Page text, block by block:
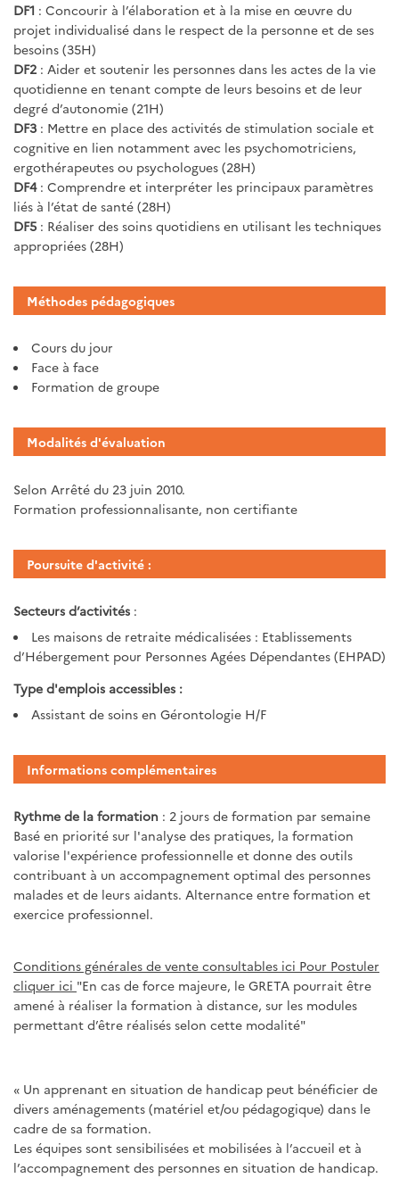
DF1 : Concourir à l’élaboration et à la mise en œuvre du
projet individualisé dans le respect de la personne et de ses
besoins (35H)
DF2 : Aider et soutenir les personnes dans les actes de la vie
quotidienne en tenant compte de leurs besoins et de leur
degré d’autonomie (21H)
DF3 : Mettre en place des activités de stimulation sociale et
cognitive en lien notamment avec les psychomotriciens,
ergothérapeutes ou psychologues (28H)
DF4: Comprendre et interpréter les principaux paramètres
liés à l’état de santé (28H)
DF5 : Réaliser des soins quotidiens en utilisant les techniques
appropriées (28H)
Méthodes pédagogiques
Cours du jour
Face à face
Formation de groupe
Modalités d'évaluation
Selon Arrêté du 23 juin 2010.
Formation professionnalisante, non certifiante
Poursuite d'activité :
Secteurs d’activités :
Les maisons de retraite médicalisées : Etablissements
d’Hébergement pour Personnes Agées Dépendantes (EHPAD)
Type d'emplois accessibles :
Assistant de soins en Gérontologie H/F
Informations complémentaires
Rythme de la formation : 2 jours de formation par semaine
Basé en priorité sur l'analyse des pratiques, la formation
valorise l'expérience professionnelle et donne des outils
contribuant à un accompagnement optimal des personnes
malades et de leurs aidants. Alternance entre formation et
exercice professionnel.
Conditions générales de vente consultables ici Pour Postuler
cliquer ici "En cas de force majeure, le GRETA pourrait être
amené à réaliser la formation à distance, sur les modules
permettant d’être réalisés selon cette modalité"
« Un apprenant en situation de handicap peut bénéficier de
divers aménagements (matériel et/ou pédagogique) dans le
cadre de sa formation.
Les équipes sont sensibilisées et mobilisées à l’accueil et à
l’accompagnement des personnes en situation de handicap.